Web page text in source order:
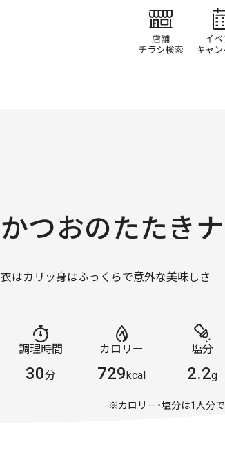
店舗/
かつおのたたき
衣はカリッ身はふっくらで意外な美味しさ
調理時間
30分
カロリー
729kcal
塩分
2.2g
※カロリー・塩分は1人分で